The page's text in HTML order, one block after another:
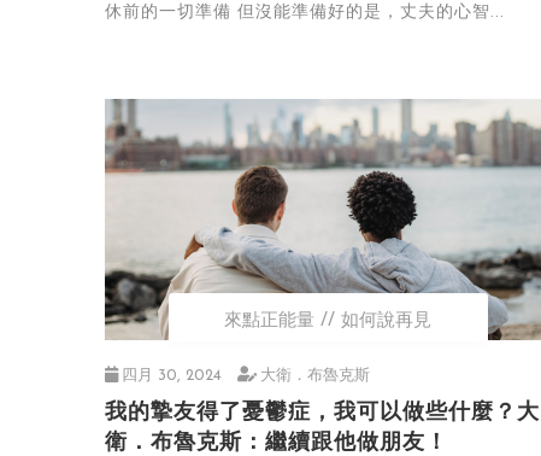
休前的一切準備 但沒能準備好的是，丈夫的心智...
來點正能量 如何說再見
四月 30, 2024 大衛．布魯克斯
我的摯友得了憂鬱症，我可以做些什麼？大
衛．布魯克斯：繼續跟他做朋友！